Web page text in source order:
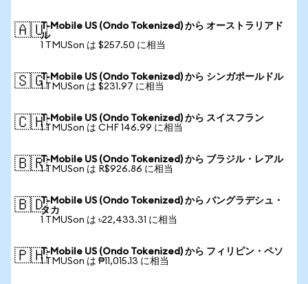
🇦🇺T-Mobile US (Ondo Tokenized) から オーストラリアド
ル
1 TMUSon は $257.50 に相当
🇸🇬T-Mobile US (Ondo Tokenized) から シンガポールドル
1 TMUSon は $231.97 に相当
🇨🇭T-Mobile US (Ondo Tokenized) から スイスフラン
1 TMUSon は CHF 146.99 に相当
🇧🇷T-Mobile US (Ondo Tokenized) から ブラジル・レアル
1 TMUSon は R$926.86 に相当
🇧🇩T-Mobile US (Ondo Tokenized) から バングラデシュ・
タカ
1 TMUSon は ৳22,433.31 に相当
🇵🇭T-Mobile US (Ondo Tokenized) から フィリピン・ペソ
1 TMUSon は ₱11,015.13 に相当